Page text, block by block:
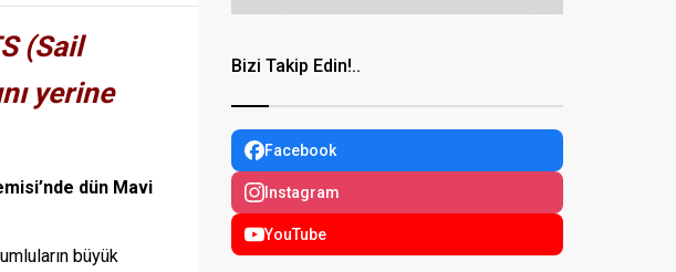
(Sail
yerine
dün Mavi
büyük
Bizi Takip Edin!..
Facebook
Instagram
YouTube